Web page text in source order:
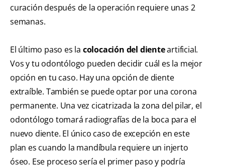
curación después de la operación requiere unas 2
semanas.
El último paso es la colocación del dienteartificial.
Vos y tu odontólogo pueden decidir cuál es la mejor
opción en tu caso. Hay una opción de diente
extraíble. También se puede optar por una corona
permanente. Una vez cicatrizada la zona del pilar, el
odontólogo tomará radiografías de la boca para el
nuevo diente. El único caso de excepción en este
plan es cuando la mandíbula requiere un injerto
óseo. Ese proceso sería el primer paso y podría